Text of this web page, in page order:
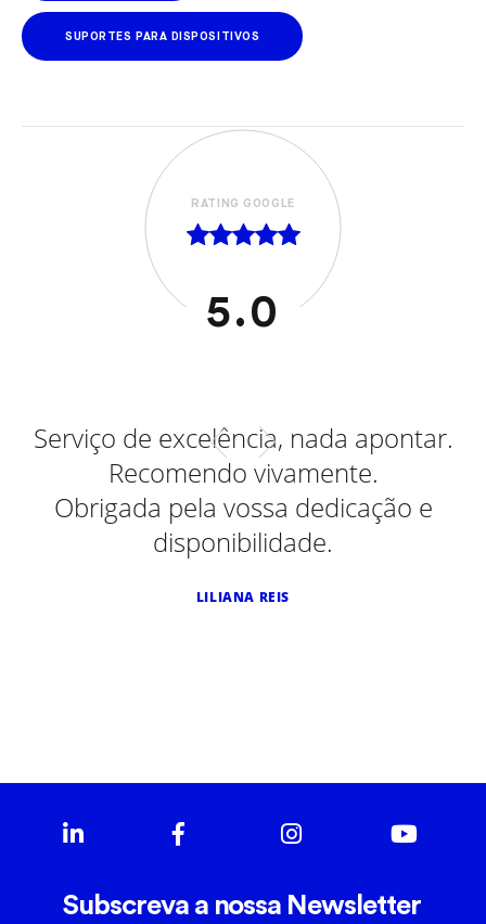
SUPORTES PARA DISPOSITIVOS
RATING GOOGLE
5.0
Serviço de excelência, nada apontar.
Recomendo vivamente.
Obrigada pela vossa dedicação e
disponibilidade.
LILIANA REIS
Subscreva a nossa Newsletter